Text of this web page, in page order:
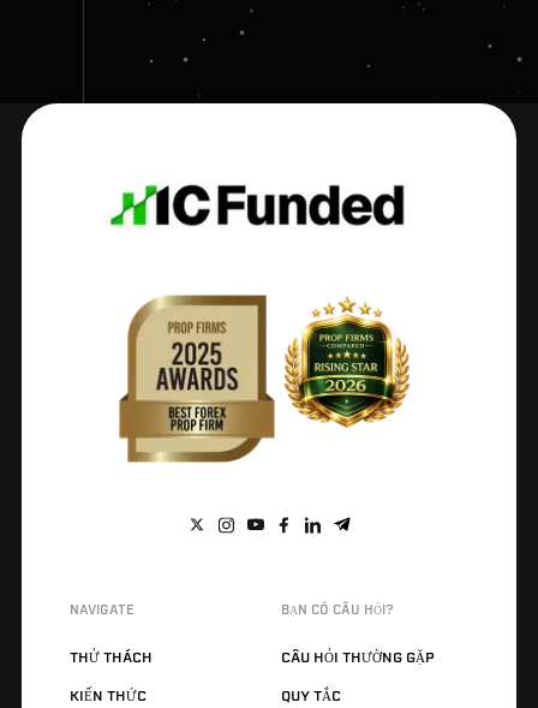
NAVIGATE
THỬ THÁCH
KIẾN THỨC
BẠN CÓ CÂU HỎI?
CÂU HỎI THƯỜNG GẶP
QUY TẮC